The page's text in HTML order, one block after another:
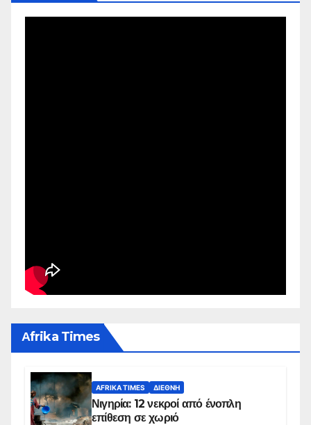
Αfrika Times
AFRIKA TIMES ΔΙΕΘΝΉ
Νιγηρία: 12 νεκροί από ένοπλη
επίθεση σε χωριό